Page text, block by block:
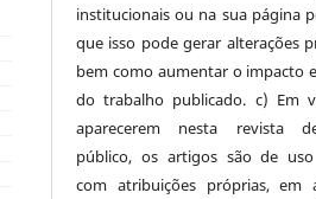
institucionais ou na sua página
que isso pode gerar alterações
bem como aumentar o impacto
do trabalho publicado. c) Em
aparecerem nesta revista
público, os artigos são de
com atribuições próprias, em